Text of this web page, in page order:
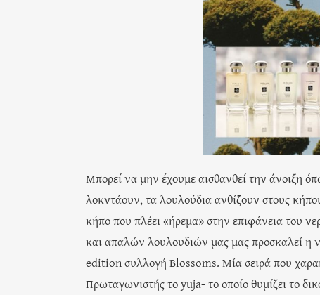
Μπορεί να μην έχουμε αισθανθεί την άνοιξη
λοκντάουν, τα λουλούδια ανθίζουν στους
κήπο που πλέει «ήρεμα» στην επιφάνεια του
και απαλών λουλουδιών μας μας προσκαλεί η
edition συλλογή Blossoms. Μία σειρά που
Πρωταγωνιστής το yuja- το οποίο θυμίζει το